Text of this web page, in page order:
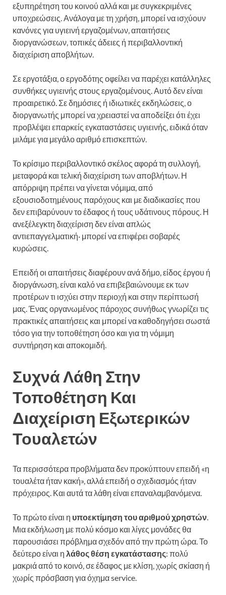
εξυπηρέτηση του κοινού αλλά και με συγκεκριμένες
υποχρεώσεις. Ανάλογα με τη χρήση, μπορεί να ισχύουν
κανόνες για υγιεινή εργαζομένων, απαιτήσεις
διοργανώσεων, τοπικές άδειες ή περιβαλλοντική
διαχείριση αποβλήτων.
Σε εργοτάξια, ο εργοδότης οφείλει να παρέχει κατάλληλες
συνθήκες υγιεινής στους εργαζομένους. Αυτό δεν είναι
προαιρετικό. Σε δημόσιες ή ιδιωτικές εκδηλώσεις, ο
διοργανωτής μπορεί να χρειαστεί να αποδείξει ότι έχει
προβλέψει επαρκείς εγκαταστάσεις υγιεινής, ειδικά όταν
μιλάμε για μεγάλο αριθμό επισκεπτών.
Το κρίσιμο περιβαλλοντικό σκέλος αφορά τη συλλογή,
μεταφορά και τελική διαχείριση των αποβλήτων. Η
απόρριψη πρέπει να γίνεται νόμιμα, από
εξουσιοδοτημένους παρόχους και με διαδικασίες που
δεν επιβαρύνουν το έδαφος ή τους υδάτινους πόρους. Η
ανεξέλεγκτη διαχείριση δεν είναι απλώς
αντιεπαγγελματική· μπορεί να επιφέρει σοβαρές
κυρώσεις.
Επειδή οι απαιτήσεις διαφέρουν ανά δήμο, είδος έργου ή
διοργάνωση, είναι καλό να επιβεβαιώνουμε εκ των
προτέρων τι ισχύει στην περιοχή και στην περίπτωσή
μας. Ένας οργανωμένος πάροχος συνήθως γνωρίζει τις
πρακτικές απαιτήσεις και μπορεί να καθοδηγήσει σωστά
τόσο για την τοποθέτηση όσο και για τη νόμιμη
συντήρηση και αποκομιδή.
Συχνά Λάθη Στην
Τοποθέτηση Και
Διαχείριση Εξωτερικών
Τουαλετών
Τα περισσότερα προβλήματα δεν προκύπτουν επειδή «η
τουαλέτα ήταν κακή», αλλά επειδή ο σχεδιασμός ήταν
πρόχειρος. Και αυτά τα λάθη είναι επαναλαμβανόμενα.
Το πρώτο είναι η υποεκτίμηση του αριθμού χρηστών.
Μια εκδήλωση με πολύ κόσμο και λίγες μονάδες θα
παρουσιάσει πρόβλημα σχεδόν από την πρώτη ώρα. Το
δεύτερο είναι η λάθος θέση εγκατάστασης: πολύ
μακριά από το κοινό, σε έδαφος με κλίση, χωρίς σκίαση ή
χωρίς πρόσβαση για όχημα service.